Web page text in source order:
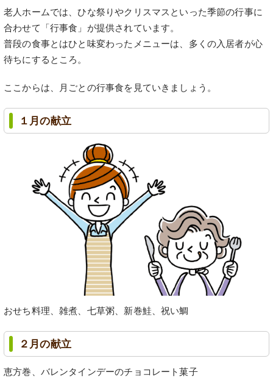
老人ホームでは、ひな祭りやクリスマスといった季節の行事に
合わせて「行事食」が提供されています。
普段の食事とはひと味変わったメニューは、多くの入居者が心
待ちにするところ。
ここからは、月ごとの行事食を見ていきましょう。
１月の献立
おせち料理、雑煮、七草粥、新巻鮭、祝い鯛
２月の献立
恵方巻、バレンタインデーのチョコレート菓子